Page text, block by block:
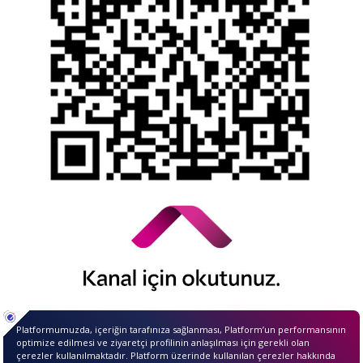
Kamuyu Aydınlatma Esaslarına İlişkin Duyuru
QNBiştirakidir.